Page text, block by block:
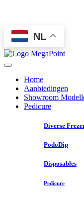
NL
Home
Aanbiedingen
Showroom
Pedicure
Diverse
PodoDip
Disposables
Pedicure